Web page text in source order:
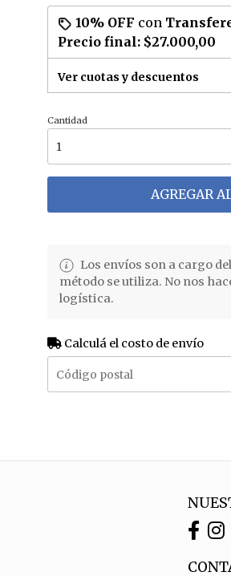
10% OFF con
Precio final: $27.000,00
Ver cuotas y descuentos
Cantidad
AGREGAR
Los envíos son a cargo
método se utiliza. No nos
logística.
Calculá el costo de envío